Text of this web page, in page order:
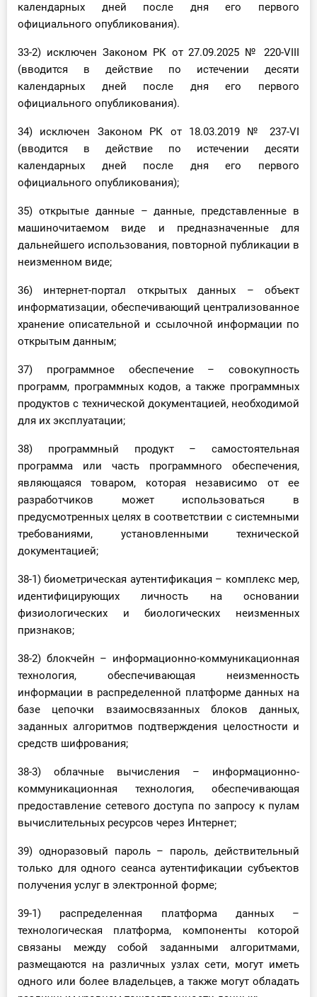
календарных дней после дня его первого
официального опубликования).
33-2) исключен Законом РК от 27.09.2025 № 220-VIII
(вводится в действие по истечении десяти
календарных дней после дня его первого
официального опубликования).
34) исключен Законом РК от 18.03.2019 № 237-VІ
(вводится в действие по истечении десяти
календарных дней после дня его первого
официального опубликования);
35) открытые данные – данные, представленные в
машиночитаемом виде и предназначенные для
дальнейшего использования, повторной публикации в
неизменном виде;
36) интернет-портал открытых данных – объект
информатизации, обеспечивающий централизованное
хранение описательной и ссылочной информации по
открытым данным;
37) программное обеспечение – совокупность
программ, программных кодов, а также программных
продуктов с технической документацией, необходимой
для их эксплуатации;
38) программный продукт – самостоятельная
программа или часть программного обеспечения,
являющаяся товаром, которая независимо от ее
разработчиков может использоваться в
предусмотренных целях в соответствии с системными
требованиями, установленными технической
документацией;
38-1) биометрическая аутентификация – комплекс мер,
идентифицирующих личность на основании
физиологических и биологических неизменных
признаков;
38-2) блокчейн – информационно-коммуникационная
технология, обеспечивающая неизменность
информации в распределенной платформе данных на
базе цепочки взаимосвязанных блоков данных,
заданных алгоритмов подтверждения целостности и
средств шифрования;
38-3) облачные вычисления – информационно-
коммуникационная технология, обеспечивающая
предоставление сетевого доступа по запросу к пулам
вычислительных ресурсов через Интернет;
39) одноразовый пароль – пароль, действительный
только для одного сеанса аутентификации субъектов
получения услуг в электронной форме;
39-1) распределенная платформа данных –
технологическая платформа, компоненты которой
связаны между собой заданными алгоритмами,
размещаются на различных узлах сети, могут иметь
одного или более владельцев, а также могут обладать